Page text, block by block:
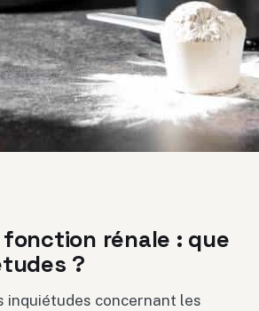
rénale : que
?
inquiétudes concernant les